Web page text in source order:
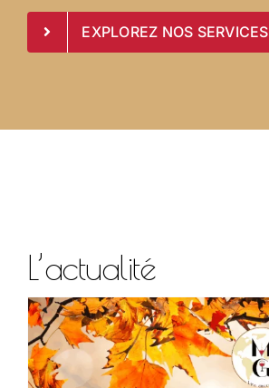
EXPLOREZ NOS SERVICES
L’actualité